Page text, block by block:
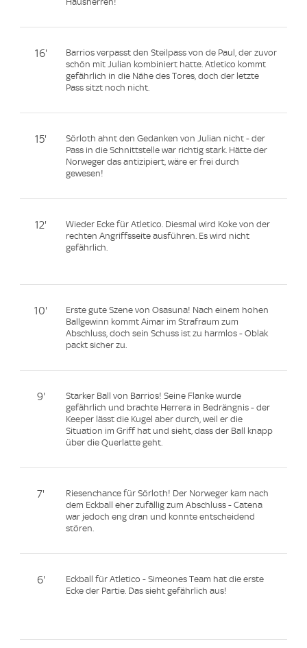
16'
Barrios verpasst den Steilpass von de Paul, der zuvor
schön mit Julian kombiniert hatte. Atletico kommt
gefährlich in die Nähe des Tores, doch der letzte
Pass sitzt noch nicht.
15'
Sörloth ahnt den Gedanken von Julian nicht - der
Pass in die Schnittstelle war richtig stark. Hätte der
Norweger das antizipiert, wäre er frei durch
gewesen!
12'
Wieder Ecke für Atletico. Diesmal wird Koke von der
rechten Angriffsseite ausführen. Es wird nicht
gefährlich.
10'
Erste gute Szene von Osasuna! Nach einem hohen
Ballgewinn kommt Aimar im Strafraum zum
Abschluss, doch sein Schuss ist zu harmlos - Oblak
packt sicher zu.
9'
Starker Ball von Barrios! Seine Flanke wurde
gefährlich und brachte Herrera in Bedrängnis - der
Keeper lässt die Kugel aber durch, weil er die
Situation im Griff hat und sieht, dass der Ball knapp
über die Querlatte geht.
7'
Riesenchance für Sörloth! Der Norweger kam nach
dem Eckball eher zufällig zum Abschluss - Catena
war jedoch eng dran und konnte entscheidend
stören.
6'
Eckball für Atletico - Simeones Team hat die erste
Ecke der Partie. Das sieht gefährlich aus!